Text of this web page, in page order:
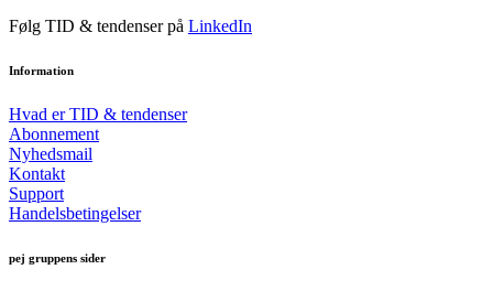
Følg TID & tendenser på LinkedIn
Information
Hvad er TID & tendenser
Abonnement
Nyhedsmail
Kontakt
Support
Handelsbetingelser
pej gruppens sider